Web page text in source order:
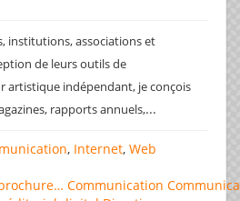
institutions, associations et
de leurs outils de
artistique indépendant, je conçois
rapports annuels,...
, Internet, Web
Communication